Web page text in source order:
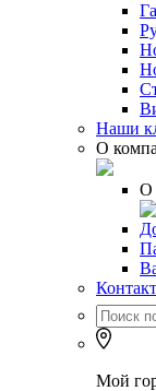
Наши
О
О
Мой